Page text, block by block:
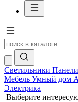
Светильники Панели
Мебель Умный дом
Электрика
Выберите